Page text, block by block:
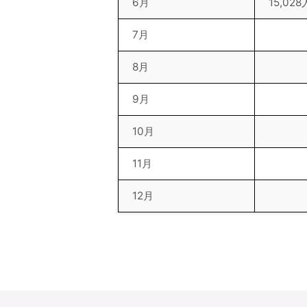
7月
8月
9月
10月
11月
12月